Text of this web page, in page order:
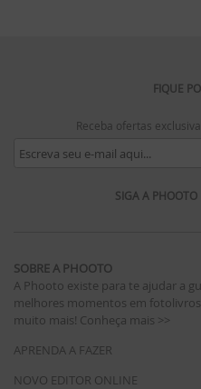
FIQUE
Receba ofertas
SIGA A PHOOTO
SOBRE A PHOOTO
A Phooto existe para te ajudar a
melhores momentos em
muito mais! Conheça mais >>
APRENDA A FAZER
NOVO EDITOR ONLINE